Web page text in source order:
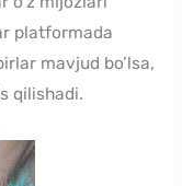
platformada
mavjud bo’lsa,
qilishadi.